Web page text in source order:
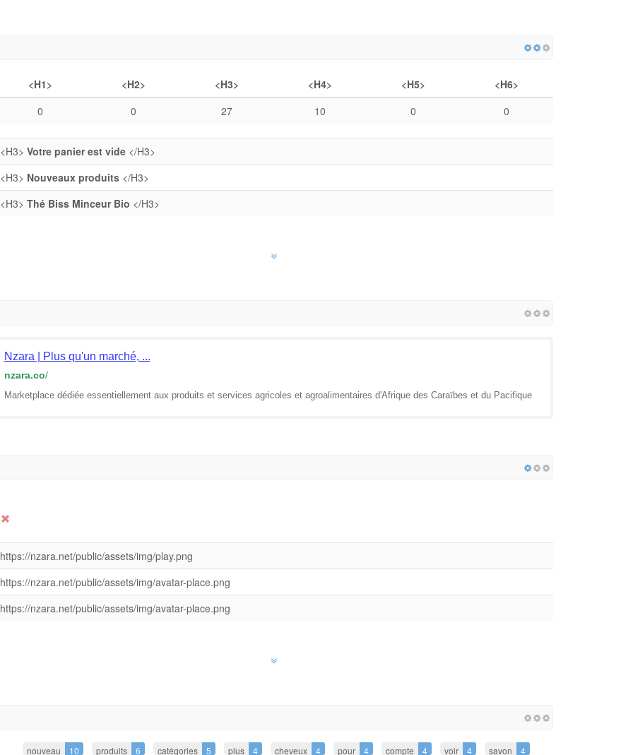
<H1> <H2> <H3> <H4> <H5>
<H6>
0
0 27 10 0 0
<H3> Votre panier est vide</H3>
<H3> Nouveaux produits </H3>
<H3> Thé Biss Minceur Bio </H3>
Nzara | Plus qu'un marché, ...
nzara.co/
Marketplace dédiée essentiellement aux produits et services agricoles et agroalimentaires d'Afrique des Caraïbes et du Pacifique
https://nzara.net/public/assets/img/play.png
https://nzara.net/public/assets/img/avatar-place.png
https://nzara.net/public/assets/img/avatar-place.png
nouveau 10 produits 6 catégories 5 plus 4 cheveux 4 pour 4 compte 4 voir 4 savon
4